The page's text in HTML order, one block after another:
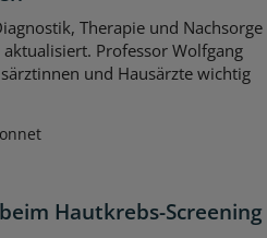
Therapie und Nachsorge
Professor Wolfgang
und Hausärzte wichtig
Hautkrebs-Screening